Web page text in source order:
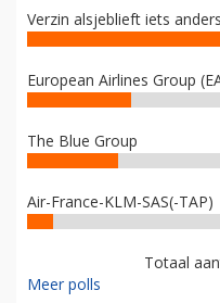
Verzin alsjeblieft iets anders
European Airlines Group
The Blue Group
Air-France-KLM-SAS(-TAP)
Totaal
Meer polls